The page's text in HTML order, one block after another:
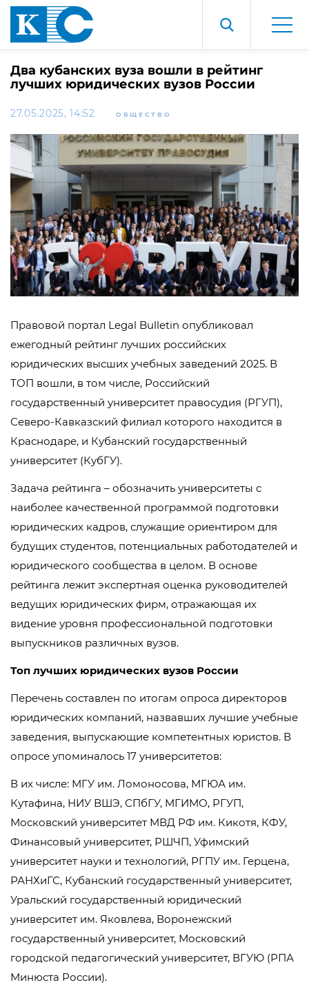
Два кубанских вуза вошли в рейтинг
лучших юридических вузов России
27.05.2025, 14:52 ОБЩЕСТВО
Правовой портал Legal Bulletin опубликовал
ежегодный рейтинг лучших российских
юридических высших учебных заведений 2025. В
ТОП вошли, в том числе, Российский
государственный университет правосудия (РГУП),
Северо-Кавказский филиал которого находится в
Краснодаре, и Кубанский государственный
университет (КубГУ).
Задача рейтинга – обозначить университеты с
наиболее качественной программой подготовки
юридических кадров, служащие ориентиром для
будущих студентов, потенциальных работодателей и
юридического сообщества в целом. В основе
рейтинга лежит экспертная оценка руководителей
ведущих юридических фирм, отражающая их
видение уровня профессиональной подготовки
выпускников различных вузов.
Топ лучших юридических вузов России
Перечень составлен по итогам опроса директоров
юридических компаний, назвавших лучшие учебные
заведения, выпускающие компетентных юристов. В
опросе упоминалось 17 университетов:
В их числе: МГУ им. Ломоносова, МГЮА им.
Кутафина, НИУ ВШЭ, СПбГУ, МГИМО, РГУП,
Московский университет МВД РФ им. Кикотя, КФУ,
Финансовый университет, РШЧП, Уфимский
университет науки и технологий, РГПУ им. Герцена,
РАНХиГС, Кубанский государственный университет,
Уральский государственный юридический
университет им. Яковлева, Воронежский
государственный университет, Московский
городской педагогический университет, ВГУЮ (РПА
Минюста России).